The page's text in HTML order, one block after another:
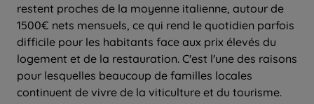
restent proches de la moyenne italienne, autour de
1500€ nets mensuels, ce qui rend le quotidien parfois
difficile pour les habitants face aux prix élevés du
logement et de la restauration. C'est l'une des raisons
pour lesquelles beaucoup de familles locales
continuent de vivre de la viticulture et du tourisme.